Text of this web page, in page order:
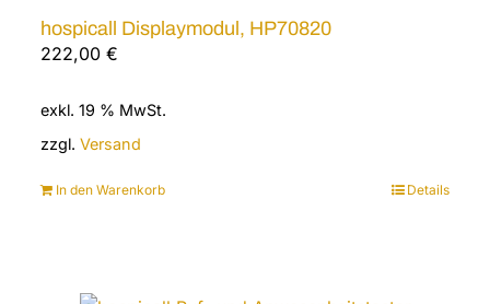
hospicall Displaymodul, HP70820
222,00€
exkl. 19 % MwSt.
zzgl.Versand
In den Warenkorb Details